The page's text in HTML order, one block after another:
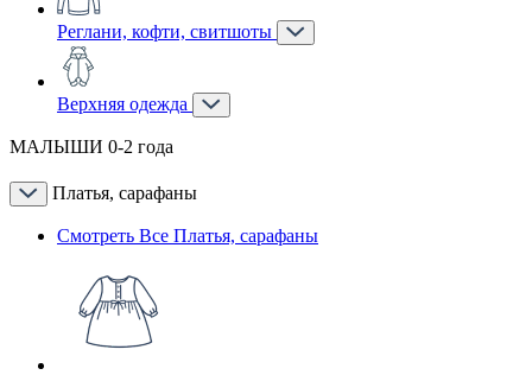
Реглани, кофти, свитшоты
Верхняя одежда
МАЛЫШИ 0-2 года
Платья, сарафаны
Смотреть Все Платья, сарафаны